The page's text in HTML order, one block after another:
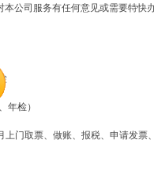
本公司服务有任何意见或需要特快
年检）
门取票、做账、报税、申请发票